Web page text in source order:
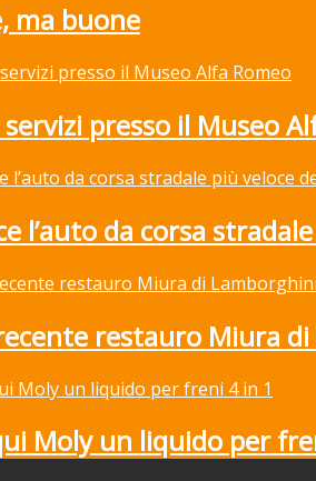
ma buone
presso il Museo
l’auto da corsa
restauro Miura
Moly un liquido per